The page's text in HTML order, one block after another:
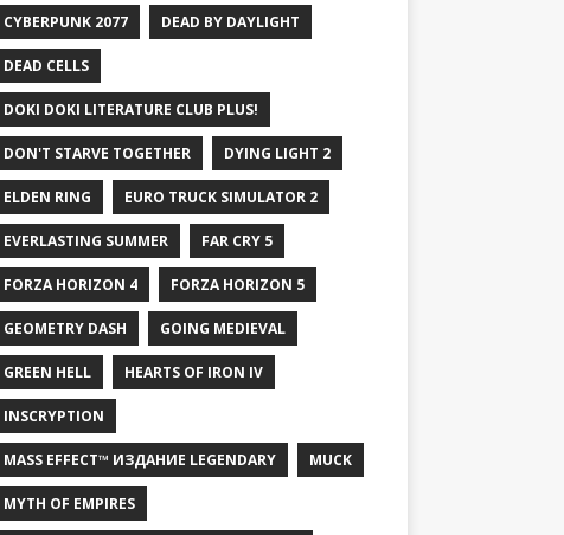
CYBERPUNK 2077 DEAD BY DAYLIGHT
DEAD CELLS
DOKI DOKI LITERATURE CLUB PLUS!
DON'T STARVE TOGETHER DYING LIGHT 2
ELDEN RING EURO TRUCK SIMULATOR 2
EVERLASTING SUMMER FAR CRY 5
FORZA HORIZON 4 FORZA HORIZON 5
GEOMETRY DASH GOING MEDIEVAL
GREEN HELL HEARTS OF IRON IV
INSCRYPTION
MASS EFFECT™ ИЗДАНИЕ LEGENDARY MUCK
MYTH OF EMPIRES